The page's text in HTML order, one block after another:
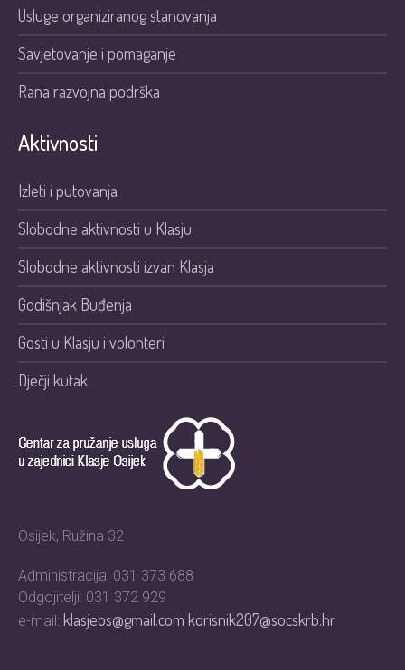
Usluge organiziranog stanovanja
Savjetovanje i pomaganje
Rana razvojna podrška
Aktivnosti
Izleti i putovanja
Slobodne aktivnosti u Klasju
Slobodne aktivnosti izvan Klasja
Godišnjak Buđenja
Gosti u Klasju i volonteri
Dječji kutak
Osijek, Ružina 32
Administracija: 031 373 688
Odgojitelji: 031 372 929
e-mail: klasjeos@gmail.comkorisnik207@socskrb.hr